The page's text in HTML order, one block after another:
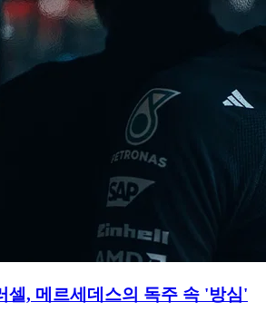
셀, 메르세데스의 독주 속 '방심'